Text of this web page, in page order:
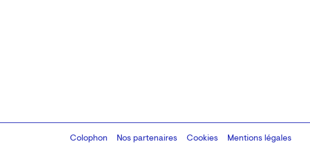
Colophon
Design:Marcel Kaczmarek, code:8080.studio
Nos partenaires Cookies Mentions légales